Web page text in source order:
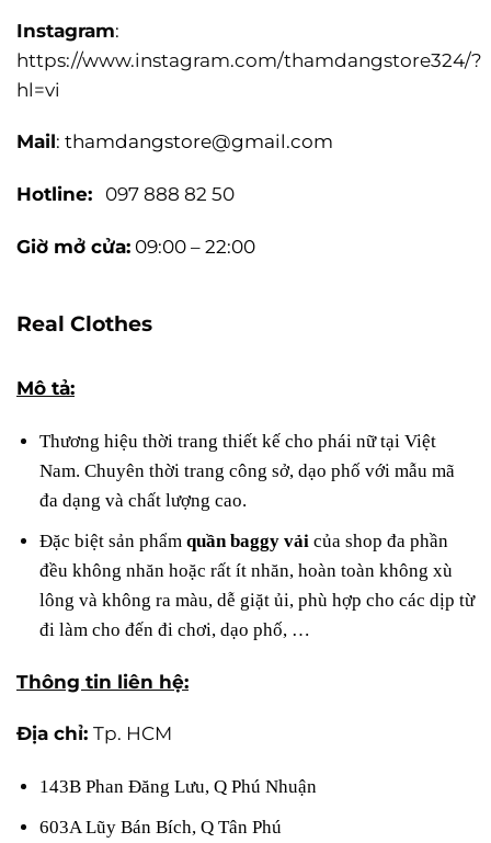
Instagram:
https://www.instagram.com/thamdangstore324/?
hl=vi
Mail: thamdangstore@gmail.com
Hotline: 097 888 82 50
Giờ mở cửa: 09:00 – 22:00
Real Clothes
Mô tả:
Thương hiệu thời trang thiết kế cho phái nữ tại Việt
Nam. Chuyên thời trang công sở, dạo phố với mẫu mã
đa dạng và chất lượng cao.
Đặc biệt sản phẩm quần baggy vải của shop đa phần
đều không nhăn hoặc rất ít nhăn, hoàn toàn không xù
lông và không ra màu, dễ giặt ủi, phù hợp cho các dịp từ
đi làm cho đến đi chơi, dạo phố, …
Thông tin liên hệ:
Địa chỉ: Tp. HCM
143B Phan Đăng Lưu, Q Phú Nhuận
603A Lũy Bán Bích, Q Tân Phú